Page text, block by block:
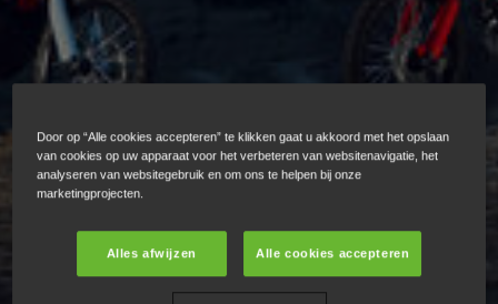
Door op “Alle cookies accepteren” te klikken gaat u akkoord met het opslaan
van cookies op uw apparaat voor het verbeteren van websitenavigatie, het
analyseren van websitegebruik en om ons te helpen bij onze
marketingprojecten.
Alles afwijzen Alle cookies accepteren